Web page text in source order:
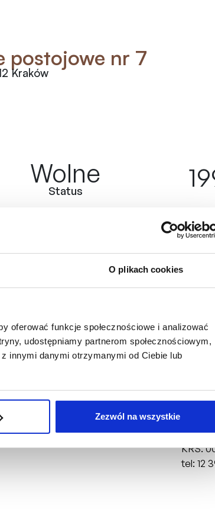
O plikach cookies
oferować funkcje społecznościowe i analizować
udostępniamy partnerom społecznościowym,
innymi danymi otrzymanymi od Ciebie lub
Zezwól na wszystkie
postojowe nr 7
Kraków
Status
Wolne
ul.
tel:
FD4
ul.
NIP:
KRS:
tel: 12